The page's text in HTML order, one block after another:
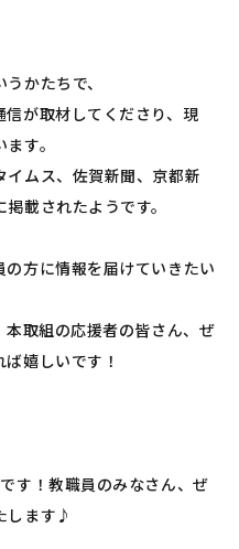
かたちで、
信が取材してくださり、現
す。
ムス、佐賀新聞、京都新
載されたようです。
方に情報を届けていきたい
取組の応援者の皆さん、ぜ
嬉しいです！
す！教職員のみなさん、ぜ
します♪